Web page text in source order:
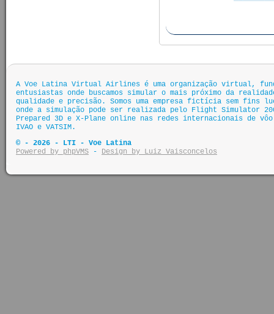
A Voe Latina Virtual Airlines é uma organização virtual,
entusiastas onde buscamos simular o mais próximo da
qualidade e precisão. Somos uma empresa fictícia sem fins
onde a simulação pode ser realizada pelo Flight Simulator
Prepared 3D e X-Plane online nas redes internacionais de
IVAO e VATSIM.
© - 2026 - LTI - Voe Latina
Powered by phpVMS - Design by Luiz Vaisconcelos